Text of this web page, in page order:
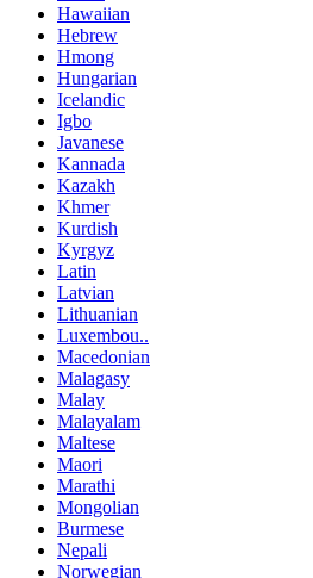
Hawaiian
Hebrew
Hmong
Hungarian
Icelandic
Igbo
Javanese
Kannada
Kazakh
Khmer
Kurdish
Kyrgyz
Latin
Latvian
Lithuanian
Luxembou..
Macedonian
Malagasy
Malay
Malayalam
Maltese
Maori
Marathi
Mongolian
Burmese
Nepali
Norwegian